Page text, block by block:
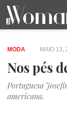
BELEZA
CAPA
LIFESTYLE
MODA
OPINIÃO
PESSOAS
VIDEOS
MODA MAIO 13,
Nos pés
Portuguesa
americana.